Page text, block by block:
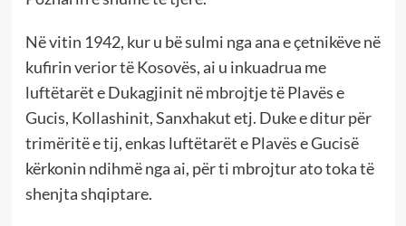
Në vitin 1942, kur u bë sulmi nga ana e çetnikëve në
kufirin verior të Kosovës, ai u inkuadrua me
luftëtarët e Dukagjinit në mbrojtje të Plavës e
Gucis, Kollashinit, Sanxhakut etj. Duke e ditur për
trimëritë e tij, enkas luftëtarët e Plavës e Gucisë
kërkonin ndihmë nga ai, për ti mbrojtur ato toka të
shenjta shqiptare.